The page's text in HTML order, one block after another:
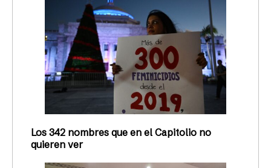
Los 342 nombres que en el Capitolio no
quieren ver